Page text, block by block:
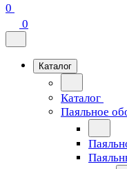
0
0
Каталог
Каталог
Паяльное